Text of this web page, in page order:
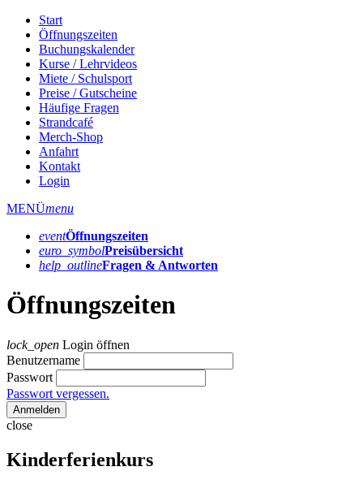
Start
Öffnungszeiten
Buchungskalender
Kurse / Lehrvideos
Miete / Schulsport
Preise / Gutscheine
Häufige Fragen
Strandcafé
Merch-Shop
Anfahrt
Kontakt
Login
MENÜmenu
eventÖffnungs­zeiten
euro_symbolPreis­übersicht
help_outlineFragen & Antworten
Öffnungszeiten
lock_open Login öffnen
Benutzername
Passwort
Passwort vergessen.
Anmelden
close
Kinderferienkurs